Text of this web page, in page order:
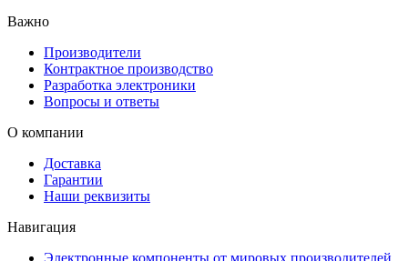
Важно
Производители
Контрактное производство
Разработка электроники
Вопросы и ответы
О компании
Доставка
Гарантии
Наши реквизиты
Навигация
Электронные компоненты от мировых производителей